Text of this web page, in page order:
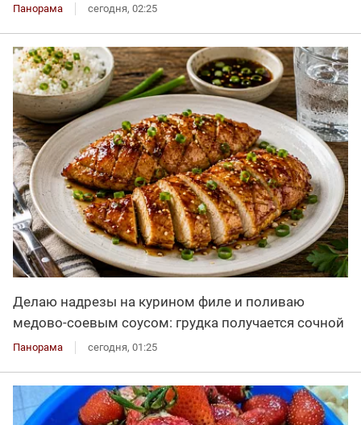
Панорама сегодня, 02:25
Делаю надрезы на курином филе и поливаю
медово-соевым соусом: грудка получается сочной
Панорама сегодня, 01:25